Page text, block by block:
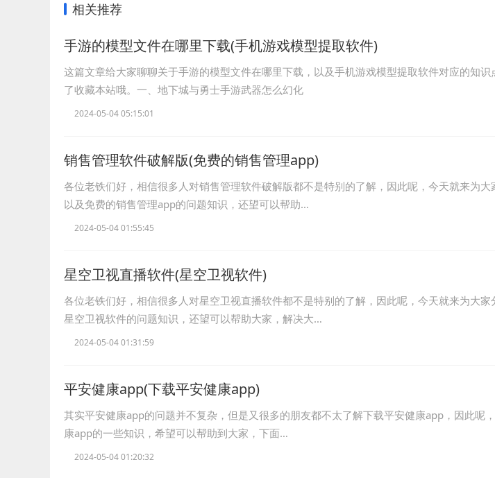
相关推荐
手游的模型文件在哪里下载(手机游戏模型提取软件)
这篇文章给大家聊聊关于手游的模型文件在哪里下载，以及手机游戏模型提取软件对应的知
了收藏本站哦。一、地下城与勇士手游武器怎么幻化
2024-05-04 05:15:01
销售管理软件破解版(免费的销售管理app)
各位老铁们好，相信很多人对销售管理软件破解版都不是特别的了解，因此呢，今天就来为
以及免费的销售管理app的问题知识，还望可以帮助…
2024-05-04 01:55:45
星空卫视直播软件(星空卫视软件)
各位老铁们好，相信很多人对星空卫视直播软件都不是特别的了解，因此呢，今天就来为大
星空卫视软件的问题知识，还望可以帮助大家，解决大…
2024-05-04 01:31:59
平安健康app(下载平安健康app)
其实平安健康app的问题并不复杂，但是又很多的朋友都不太了解下载平安健康app，因此呢
康app的一些知识，希望可以帮助到大家，下面…
2024-05-04 01:20:32